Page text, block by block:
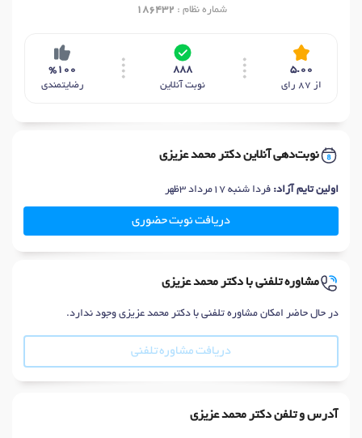
شماره نظام : 186432
5.00
از 87 رای
888
نوبت آنلاین
%100
رضایتمندی
نوبت‌دهی آنلاین دکتر محمد عزیزی
اولین تایم آزاد: فردا شنبه 17مرداد 3ظهر
دریافت نوبت حضوری
مشاوره تلفنی با دکتر محمد عزیزی
در حال حاضر امکان مشاوره تلفنی با دکتر محمد عزیزی وجود ندارد.
دریافت مشاوره تلفنی
آدرس و تلفن دکتر محمد عزیزی